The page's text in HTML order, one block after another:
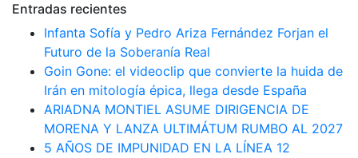
Entradas recientes
Infanta Sofía y Pedro Ariza Fernández Forjan el
Futuro de la Soberanía Real
Goin Gone: el videoclip que convierte la huida de
Irán en mitología épica, llega desde España
ARIADNA MONTIEL ASUME DIRIGENCIA DE
MORENA Y LANZA ULTIMÁTUM RUMBO AL 2027
5 AÑOS DE IMPUNIDAD EN LA LÍNEA 12